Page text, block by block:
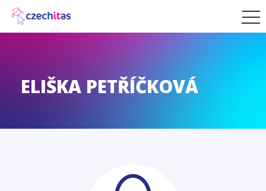
ELIŠKA PETŘÍČKOVÁ